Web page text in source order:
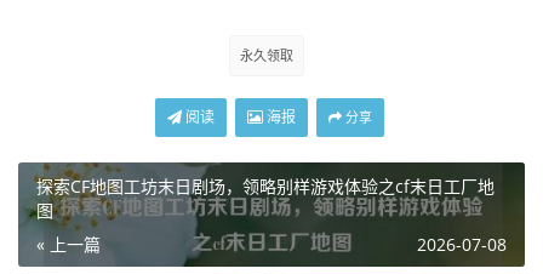
击，玩家可以利用它快速地将远处的生化幽灵拉近身边，从
的生化幽灵时尤为关键，能够让玩家迅速打乱敌人的进攻节
使用黄金生化勾时，那种精准的拉扯感和流畅的操作体验令
人着迷，玩家只需轻轻一挥，就能准确地命中目标，将生化
幽灵稳稳地拽到跟前，而且它的攻击范围也较为可观，即使
永久领取
阅读 海报 分享
探索CF地图工坊末日剧场，领略别样游戏体验之cf末日工厂地
图
« 上一篇
2026-07-08